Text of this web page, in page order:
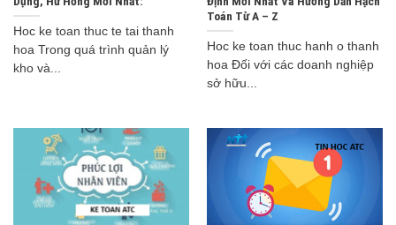
Hoc ke toan thuc te tai thanh
hoa Trong quá trình quản lý
kho và...
Toán Từ A – Z
Hoc ke toan thuc hanh o thanh
hoa Đối với các doanh nghiệp
sở hữu...